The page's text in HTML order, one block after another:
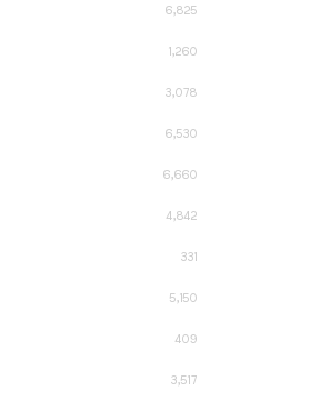
6,825
1,260
3,078
6,530
6,660
4,842
331
5,150
409
3,517